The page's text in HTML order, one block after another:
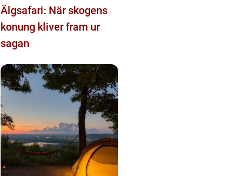
Älgsafari: När skogens
konung kliver fram ur
sagan